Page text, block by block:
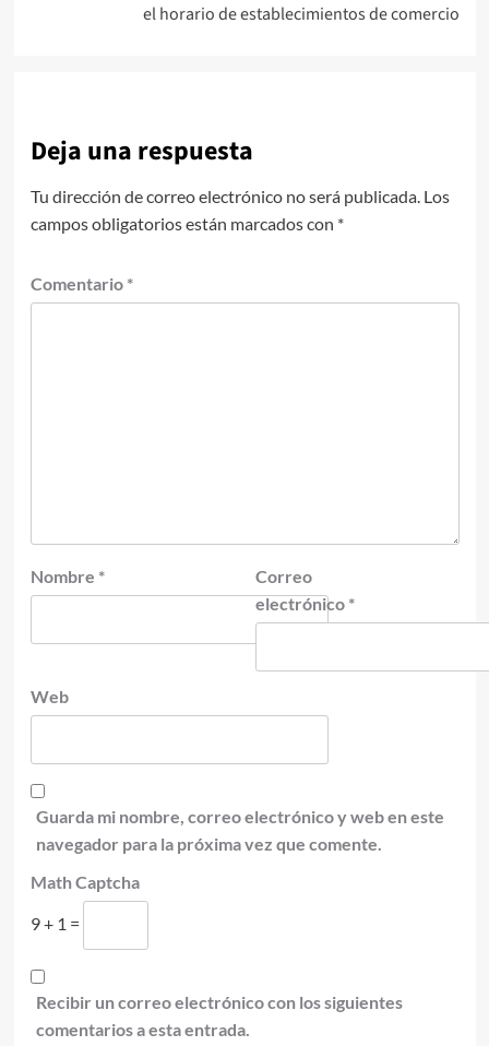
el horario de establecimientos de comercio
Deja una respuesta
Tu dirección de correo electrónico no será publicada. Los
campos obligatorios están marcados con *
Comentario *
Nombre *
Correo
electrónico *
Web
Guarda mi nombre, correo electrónico y web en este
navegador para la próxima vez que comente.
Math Captcha
9 + 1 =
Recibir un correo electrónico con los siguientes
comentarios a esta entrada.